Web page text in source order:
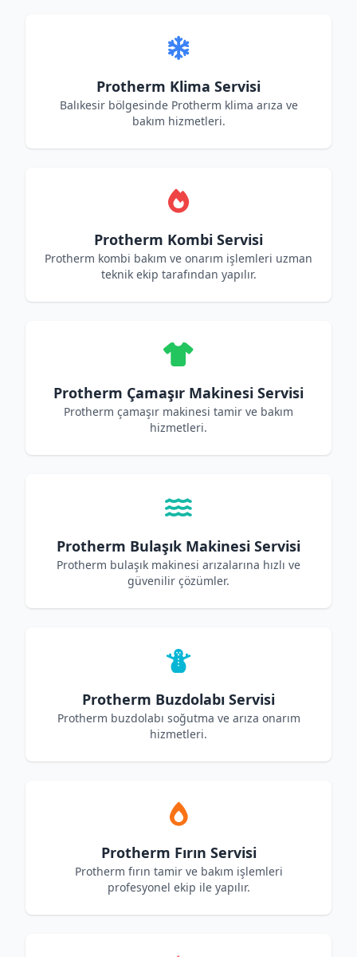
Protherm Klima Servisi
Balıkesir bölgesinde Protherm klima arıza ve
bakım hizmetleri.
Protherm Kombi Servisi
Protherm kombi bakım ve onarım işlemleri uzman
teknik ekip tarafından yapılır.
Protherm Çamaşır Makinesi Servisi
Protherm çamaşır makinesi tamir ve bakım
hizmetleri.
Protherm Bulaşık Makinesi Servisi
Protherm bulaşık makinesi arızalarına hızlı ve
güvenilir çözümler.
Protherm Buzdolabı Servisi
Protherm buzdolabı soğutma ve arıza onarım
hizmetleri.
Protherm Fırın Servisi
Protherm fırın tamir ve bakım işlemleri
profesyonel ekip ile yapılır.